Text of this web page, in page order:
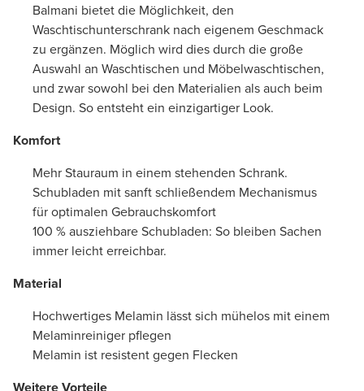
Balmani bietet die Möglichkeit, den
Waschtischunterschrank nach eigenem Geschmack
zu ergänzen. Möglich wird dies durch die große
Auswahl an Waschtischen und Möbelwaschtischen,
und zwar sowohl bei den Materialien als auch beim
Design. So entsteht ein einzigartiger Look.
Komfort
Mehr Stauraum in einem stehenden Schrank.
Schubladen mit sanft schließendem Mechanismus
für optimalen Gebrauchskomfort
100 % ausziehbare Schubladen: So bleiben Sachen
immer leicht erreichbar.
Material
Hochwertiges Melamin lässt sich mühelos mit einem
Melaminreiniger pflegen
Melamin ist resistent gegen Flecken